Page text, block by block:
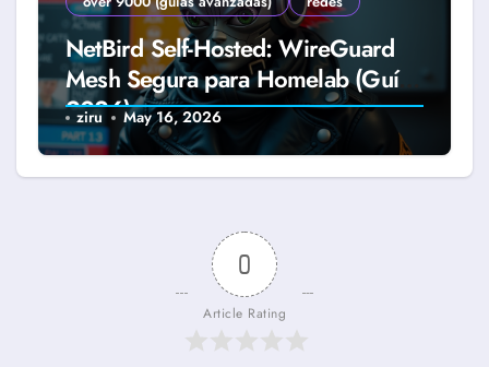
NetBird Self-Hosted: WireGuard
Mesh Segura para Homelab (Guía
2026)
ziru May 16, 2026
0
Article Rating